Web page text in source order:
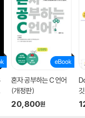
혼자 공부하는 C 언어
(개정판)
20,800원